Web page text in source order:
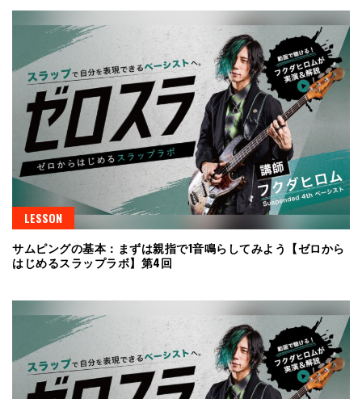
LESSON
サムピングの基本：まずは親指で1音鳴らしてみよう【ゼロから
はじめるスラップラボ】第4回